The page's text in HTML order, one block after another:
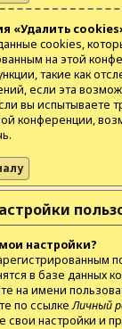
«Удалить
cookies,
на этой
такие как
если эта
вы испытываете
конференции,
настройки?
в базе данных
на имени
по ссылкеЛичный
свои настройки и